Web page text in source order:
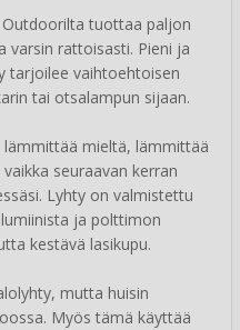
Outdoorilta tuottaa paljon
varsin rattoisasti. Pieni ja
tarjoilee vaihtoehtoisen
tai otsalampun sijaan.
lämmittää mieltä, lämmittää
seuraavan kerran
Lyhty on valmistettu
ja polttimon
kestävä lasikupu.
mutta huisin
Myös tämä käyttää